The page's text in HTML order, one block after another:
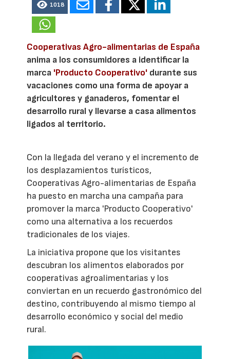
1018
Cooperativas Agro-alimentarias de España
anima a los consumidores a identificar la
marca 'Producto Cooperativo' durante sus
vacaciones como una forma de apoyar a
agricultores y ganaderos, fomentar el
desarrollo rural y llevarse a casa alimentos
ligados al territorio.
Con la llegada del verano y el incremento de
los desplazamientos turísticos,
Cooperativas Agro-alimentarias de España
ha puesto en marcha una campaña para
promover la marca 'Producto Cooperativo'
como una alternativa a los recuerdos
tradicionales de los viajes.
La iniciativa propone que los visitantes
descubran los alimentos elaborados por
cooperativas agroalimentarias y los
conviertan en un recuerdo gastronómico del
destino, contribuyendo al mismo tiempo al
desarrollo económico y social del medio
rural.